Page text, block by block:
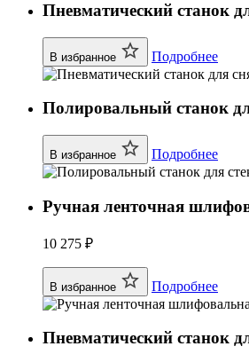
Пневматический станок
В избранное Подробнее
Полировальный станок
В избранное Подробнее
Ручная ленточная
10 275 ₽
В избранное Подробнее
Пневматический станок